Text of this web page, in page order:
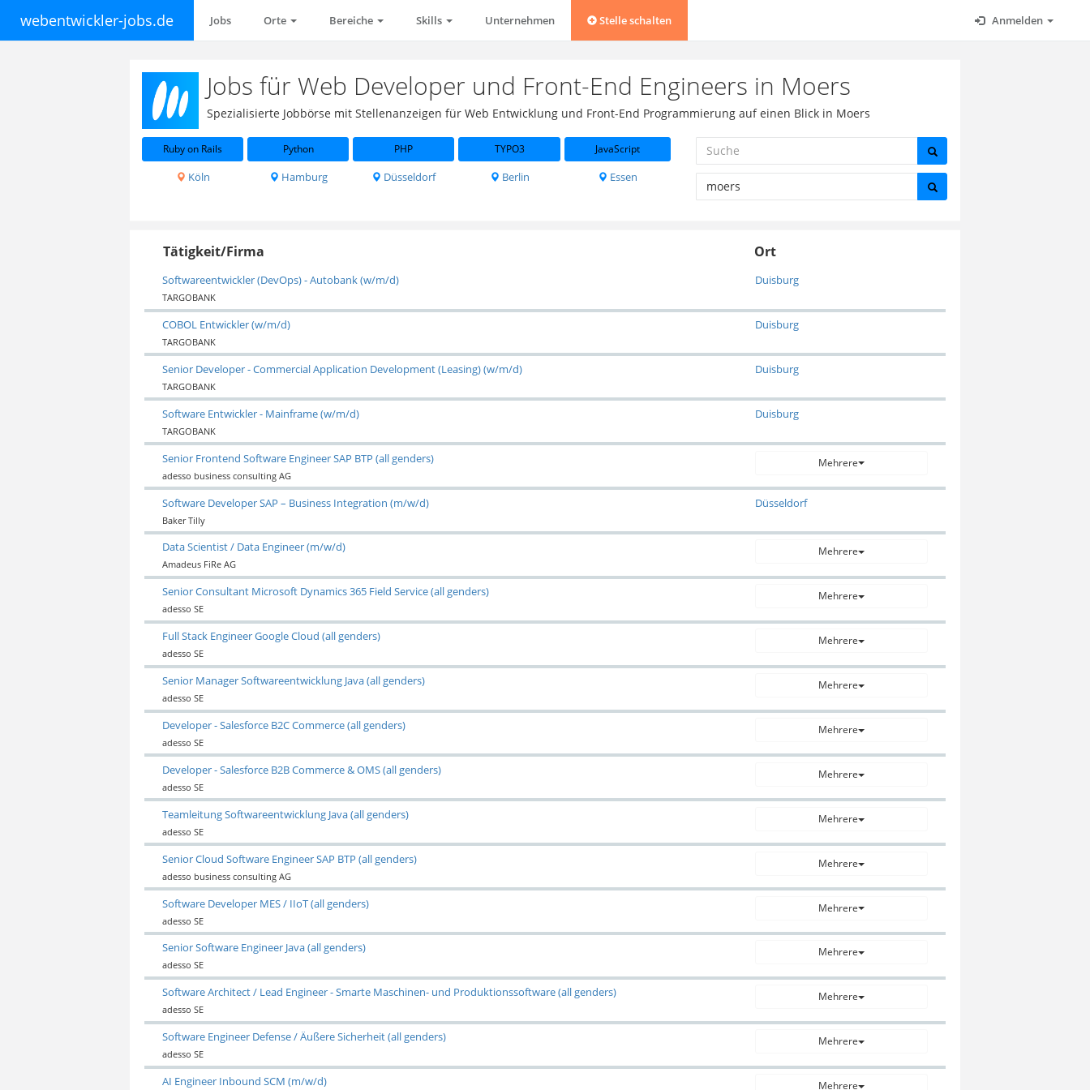
webentwickler-jobs.de Jobs Orte Bereiche Skills Unternehmen Stelle schalten Anmelden
Jobs für Web Developer und Front-End Engineers in Moers
Spezialisierte Jobbörse mit Stellenanzeigen für Web Entwicklung und Front-End Programmierung auf einen Blick in Moers
Ruby on Rails Python PHP TYPO3 JavaScript
Köln Hamburg Düsseldorf Berlin Essen
Tätigkeit/Firma Ort
Softwareentwickler (DevOps) - Autobank (w/m/d)
TARGOBANK
Duisburg
COBOL Entwickler (w/m/d)
TARGOBANK
Duisburg
Senior Developer - Commercial Application Development (Leasing) (w/m/d)
TARGOBANK
Duisburg
Software Entwickler - Mainframe (w/m/d)
TARGOBANK
Duisburg
Senior Frontend Software Engineer SAP BTP (all genders)
adesso business consulting AG
Mehrere
Software Developer SAP – Business Integration (m/w/d)
Baker Tilly
Düsseldorf
Data Scientist / Data Engineer (m/w/d)
Amadeus FiRe AG
Mehrere
Senior Consultant Microsoft Dynamics 365 Field Service (all genders)
adesso SE
Mehrere
Full Stack Engineer Google Cloud (all genders)
adesso SE
Mehrere
Senior Manager Softwareentwicklung Java (all genders)
adesso SE
Mehrere
Developer - Salesforce B2C Commerce (all genders)
adesso SE
Mehrere
Developer - Salesforce B2B Commerce & OMS (all genders)
adesso SE
Mehrere
Teamleitung Softwareentwicklung Java (all genders)
adesso SE
Mehrere
Senior Cloud Software Engineer SAP BTP (all genders)
adesso business consulting AG
Mehrere
Software Developer MES / IIoT (all genders)
adesso SE
Mehrere
Senior Software Engineer Java (all genders)
adesso SE
Mehrere
Software Architect / Lead Engineer - Smarte Maschinen- und Produktionssoftware (all genders)
adesso SE
Mehrere
Software Engineer Defense / Äußere Sicherheit (all genders)
adesso SE
Mehrere
AI Engineer Inbound SCM (m/w/d) Mehrere